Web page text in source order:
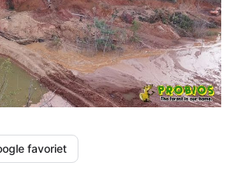
favoriet